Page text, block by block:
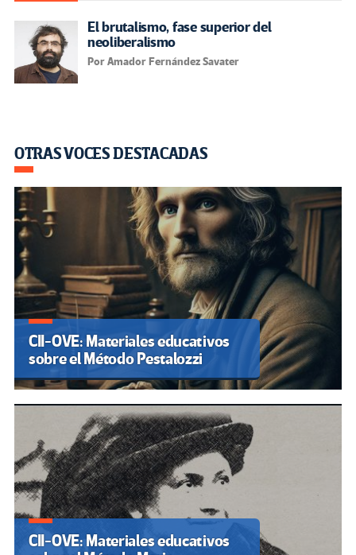
El brutalismo, fase superior del
neoliberalismo
Por Amador Fernández Savater
OTRAS VOCES DESTACADAS
CII-OVE: Materiales educativos
sobre el Método Pestalozzi
CII-OVE: Materiales educativos